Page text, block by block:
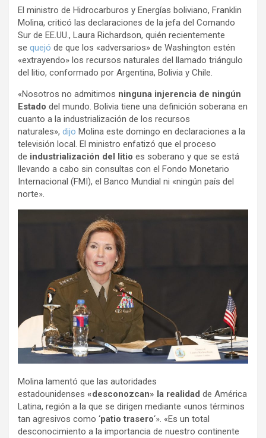
o
k
p
p
m
El ministro de Hidrocarburos y Energías boliviano, Franklin
Molina, criticó las declaraciones de la jefa del Comando
Sur de EE.UU., Laura Richardson, quién recientemente
se quejó de que los «adversarios» de Washington estén
«extrayendo» los recursos naturales del llamado triángulo
del litio, conformado por Argentina, Bolivia y Chile.
«Nosotros no admitimos ninguna injerencia de ningún
Estado del mundo. Bolivia tiene una definición soberana en
cuanto a la industrialización de los recursos
naturales», dijo Molina este domingo en declaraciones a la
televisión local. El ministro enfatizó que el proceso
de industrialización del litio es soberano y que se está
llevando a cabo sin consultas con el Fondo Monetario
Internacional (FMI), el Banco Mundial ni «ningún país del
norte».
Molina lamentó que las autoridades
estadounidenses «desconozcan» la realidad de América
Latina, región a la que se dirigen mediante «unos términos
tan agresivos como ‘patio trasero‘». «Es un total
desconocimiento a la importancia de nuestro continente